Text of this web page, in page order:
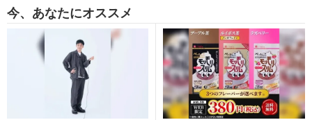
今、あなたにオススメ